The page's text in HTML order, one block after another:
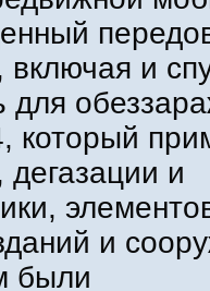
включая и
для
который
дегазации и
и
были